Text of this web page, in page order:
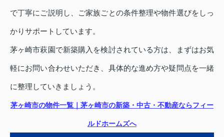
で丁寧にご説明し、ご家族ごとの条件整理や物件選びをしっ
かりサポートしています。
茅ヶ崎市萩園で新築購入を検討されている方は、まずはお気
軽にお問い合わせいただき、具体的な進め方や疑問点を一緒
に整理していきましょう。
茅ヶ崎市の物件一覧｜茅ヶ崎市の新築・中古・不動産ならフィー
ルドホームズへ